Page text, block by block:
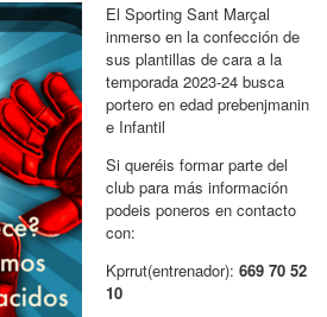
El Sporting Sant Marçal
inmerso en la confección de
sus plantillas de cara a la
temporada 2023-24 busca
portero en edad prebenjmanin
e Infantil
Si queréis formar parte del
club para más información
podeis poneros en contacto
con:
Kprrut(entrenador): 669 70 52
10